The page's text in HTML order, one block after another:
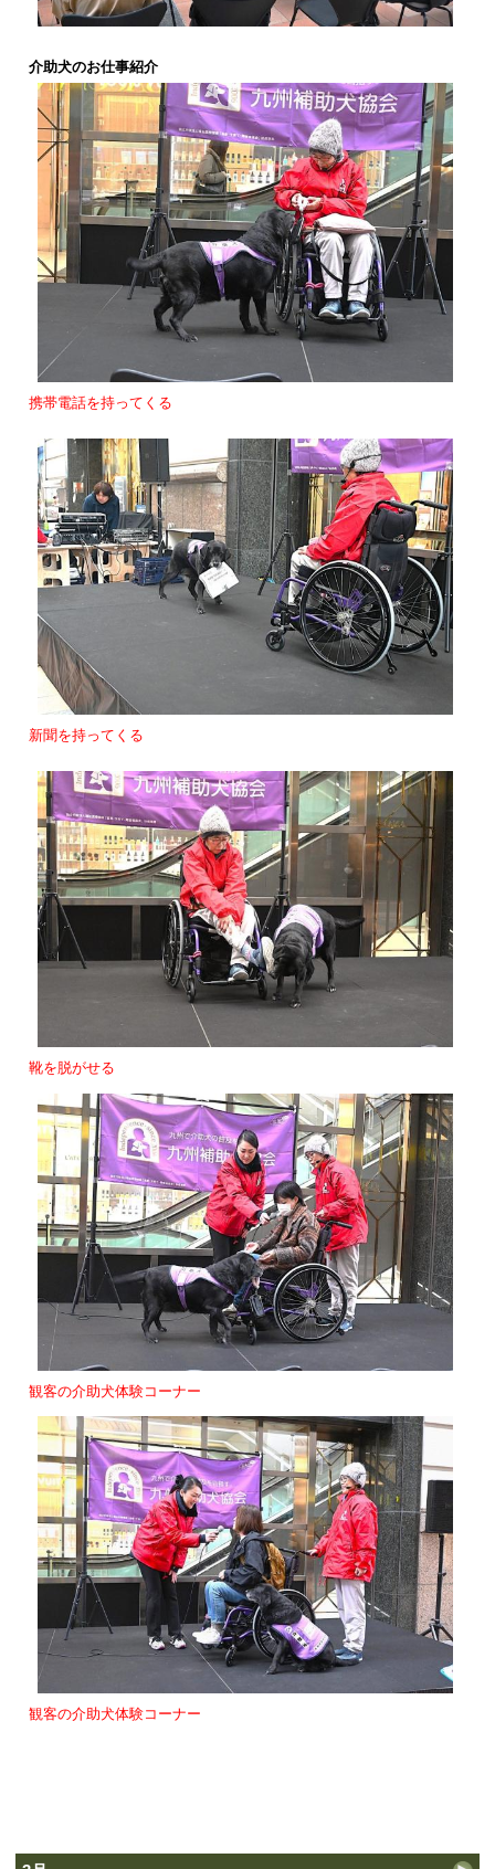
介助犬のお仕事紹介
携帯電話を持ってくる
新聞を持ってくる
靴を脱がせる
観客の介助犬体験コーナー
観客の介助犬体験コーナー